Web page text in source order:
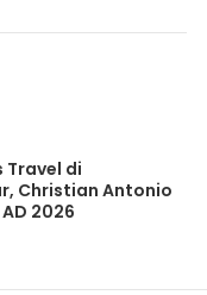
Travel di
Christian Antonio
2026